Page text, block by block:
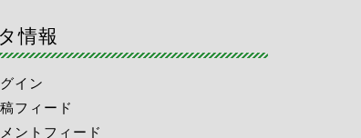
情報
イン
フィード
ントフィード